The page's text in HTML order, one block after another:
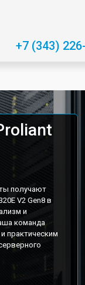
+7 (343)
получают
V2 Gen8 в
и
команда
практическим